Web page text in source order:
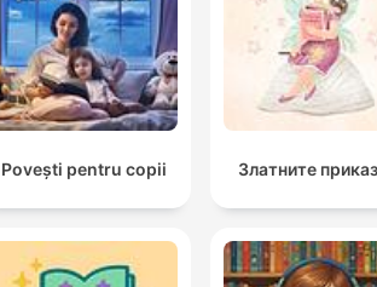
Povești pentru copii Златните